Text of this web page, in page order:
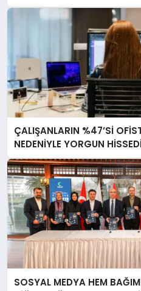
ÇALIŞANLARIN %47’Sİ
NEDENİYLE YORGUN
SOSYAL MEDYA HEM